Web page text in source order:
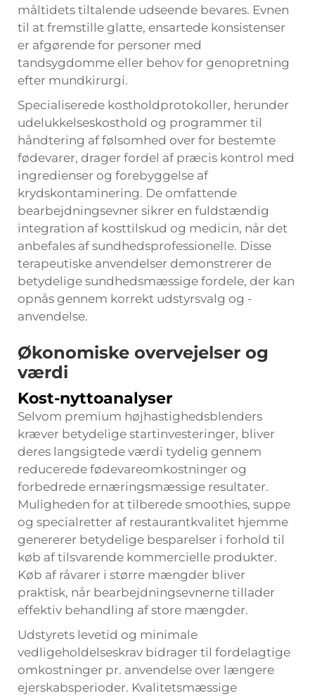
måltidets tiltalende udseende bevares. Evnen
til at fremstille glatte, ensartede konsistenser
er afgørende for personer med
tandsygdomme eller behov for genopretning
efter mundkirurgi.
Specialiserede kostholdprotokoller, herunder
udelukkelseskosthold og programmer til
håndtering af følsomhed over for bestemte
fødevarer, drager fordel af præcis kontrol med
ingredienser og forebyggelse af
krydskontaminering. De omfattende
bearbejdningsevner sikrer en fuldstændig
integration af kosttilskud og medicin, når det
anbefales af sundhedsprofessionelle. Disse
terapeutiske anvendelser demonstrerer de
betydelige sundhedsmæssige fordele, der kan
opnås gennem korrekt udstyrsvalg og -
anvendelse.
Økonomiske overvejelser og
værdi
Kost-nyttoanalyser
Selvom premium højhastighedsblenders
kræver betydelige startinvesteringer, bliver
deres langsigtede værdi tydelig gennem
reducerede fødevareomkostninger og
forbedrede ernæringsmæssige resultater.
Muligheden for at tilberede smoothies, suppe
og specialretter af restaurantkvalitet hjemme
genererer betydelige besparelser i forhold til
køb af tilsvarende kommercielle produkter.
Køb af råvarer i større mængder bliver
praktisk, når bearbejdningsevnerne tillader
effektiv behandling af store mængder.
Udstyrets levetid og minimale
vedligeholdelseskrav bidrager til fordelagtige
omkostninger pr. anvendelse over længere
ejerskabsperioder. Kvalitetsmæssige